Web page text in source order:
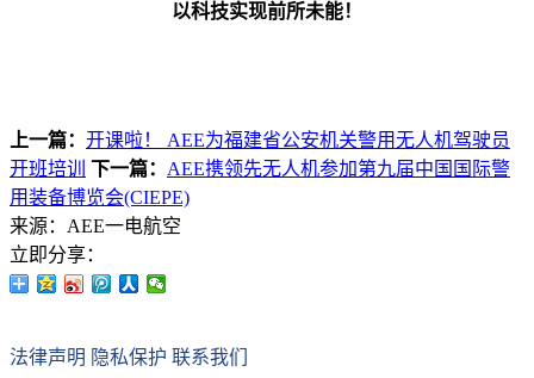
以科技实现前所未能！
上一篇： 开课啦！ AEE为福建省公安机关警用无人机驾驶员
开班培训
下一篇： AEE携领先无人机参加第九届中国国际警
用装备博览会(CIEPE)
来源：AEE一电航空
立即分享：
法律声明 隐私保护 联系我们